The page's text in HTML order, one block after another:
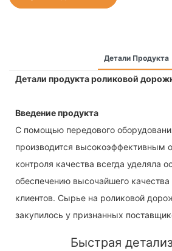
Детали Продукта
Детали продукта роликовой
Введение продукта
С помощью передового
производится высокоэффективным
контроля качества всегда уделяла
обеспечению высочайшего качества
клиентов. Сырье на роликовой
закупилось у признанных
Быстрая